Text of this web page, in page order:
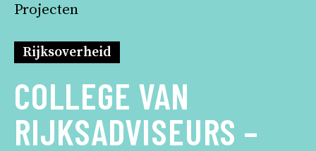
Projecten
Rijksoverheid
COLLEGE VAN
RIJKSADVISEURS –